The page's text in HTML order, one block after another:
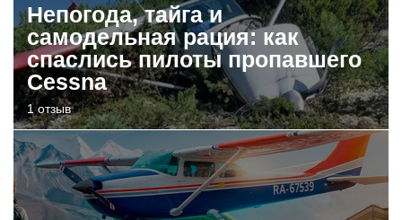
Непогода, тайга и
самодельная рация: как
спаслись пилоты пропавшего
Cessna
1 отзыв